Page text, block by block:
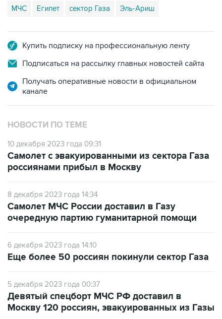
МЧС Египет сектор Газа Эль-Ариш
Купить подписку на профессиональную ленту
Подписаться на рассылку главных новостей сайта
Получать оперативные новости в официальном
канале
НОВОСТИ ПО ТЕМЕ
10 декабря 2023 года 09:31
Самолет с эвакуированными из сектора Газа
россиянами прибыл в Москву
8 декабря 2023 года 14:34
Самолет МЧС России доставил в Газу
очередную партию гуманитарной помощи
6 декабря 2023 года 14:10
Еще более 50 россиян покинули сектор Газа
5 декабря 2023 года 00:37
Девятый спецборт МЧС РФ доставил в
Москву 120 россиян, эвакуированных из Газы